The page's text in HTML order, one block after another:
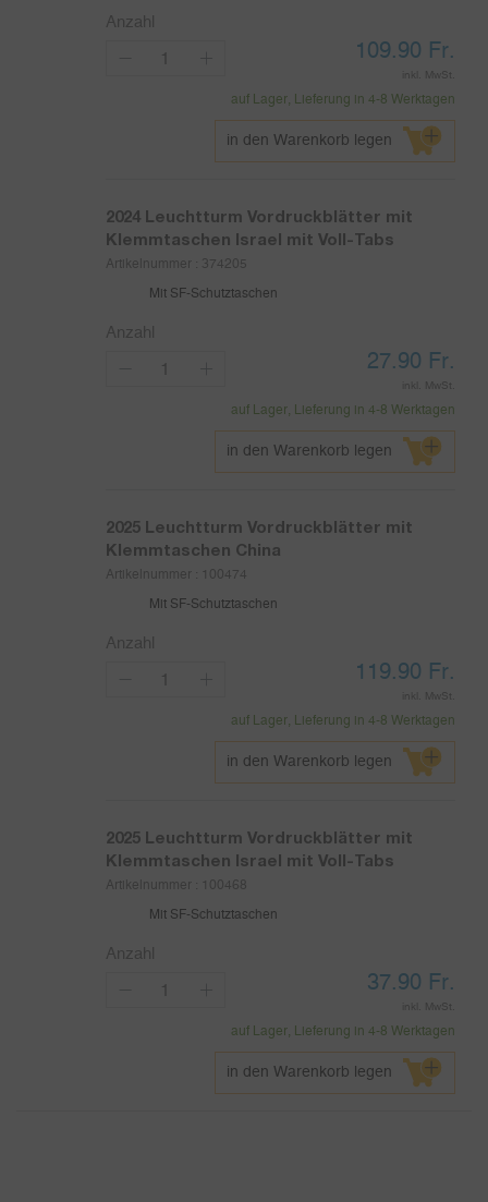
Anzahl
109.90 Fr.
inkl. MwSt.
auf Lager, Lieferung in 4-8 Werktagen
in den Warenkorb legen
2024 Leuchtturm Vordruckblätter mit
Klemmtaschen Israel mit Voll-Tabs
Artikelnummer : 374205
Mit SF-Schutztaschen
Anzahl
27.90 Fr.
inkl. MwSt.
auf Lager, Lieferung in 4-8 Werktagen
in den Warenkorb legen
2025 Leuchtturm Vordruckblätter mit
Klemmtaschen China
Artikelnummer : 100474
Mit SF-Schutztaschen
Anzahl
119.90 Fr.
inkl. MwSt.
auf Lager, Lieferung in 4-8 Werktagen
in den Warenkorb legen
2025 Leuchtturm Vordruckblätter mit
Klemmtaschen Israel mit Voll-Tabs
Artikelnummer : 100468
Mit SF-Schutztaschen
Anzahl
37.90 Fr.
inkl. MwSt.
auf Lager, Lieferung in 4-8 Werktagen
in den Warenkorb legen